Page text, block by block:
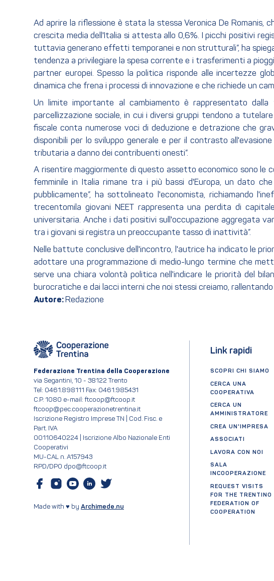
Ad aprire la riflessione è stata la stessa Veronica De Romanis,
crescita media dell'Italia si attesta allo 0,6%. I picchi positivi
tuttavia generano effetti temporanei e non strutturali”, ha
tendenza a privilegiare la spesa corrente e i trasferimenti a
partner europei. Spesso la politica risponde alle incertezze
dinamica che frena i processi di innovazione e che richiede un
Un limite importante al cambiamento è rappresentato
parcellizzazione sociale, in cui i diversi gruppi tendono a
fiscale conta numerose voci di deduzione e detrazione che
disponibili per lo sviluppo generale e per il contrasto
tributaria a danno dei contribuenti onesti”.
A risentire maggiormente di questo assetto economico sono le
femminile in Italia rimane tra i più bassi d'Europa, un dato
pubblicamente”, ha sottolineato l'economista, richiamando
trecentomila giovani NEET rappresenta una perdita di
universitaria. Anche i dati positivi sull'occupazione aggregata
tra i giovani si registra un preoccupante tasso di inattività”.
Nelle battute conclusive dell'incontro, l'autrice ha indicato le
adottare una programmazione di medio-lungo termine che
serve una chiara volontà politica nell'indicare le priorità del
burocratiche e dai lacci interni che noi stessi creiamo,
Autore: Redazione
Federazione Trentina della Cooperazione
via Segantini, 10 - 38122 Trento
Tel: 0461.898111 Fax: 0461.985431
C.P. 1080 e-mail: ftcoop@ftcoop.it
ftcoop@pec.cooperazionetrentina.it
Iscrizione Registro Imprese TN | Cod. Fisc. e
Part. IVA
00110640224 | Iscrizione Albo Nazionale Enti
Cooperativi
MU-CAL n. A157943
RPD/DPO dpo@ftcoop.it
Made with ♥ by Archimede.nu
Link rapidi
SCOPRI CHI SIAMO
CERCA UNA
COOPERATIVA
CERCA UN
AMMINISTRATORE
CREA UN'IMPRESA
ASSOCIATI
LAVORA CON NOI
SALA
INCOOPERAZIONE
REQUEST VISITS
FOR THE TRENTINO
FEDERATION OF
COOPERATION